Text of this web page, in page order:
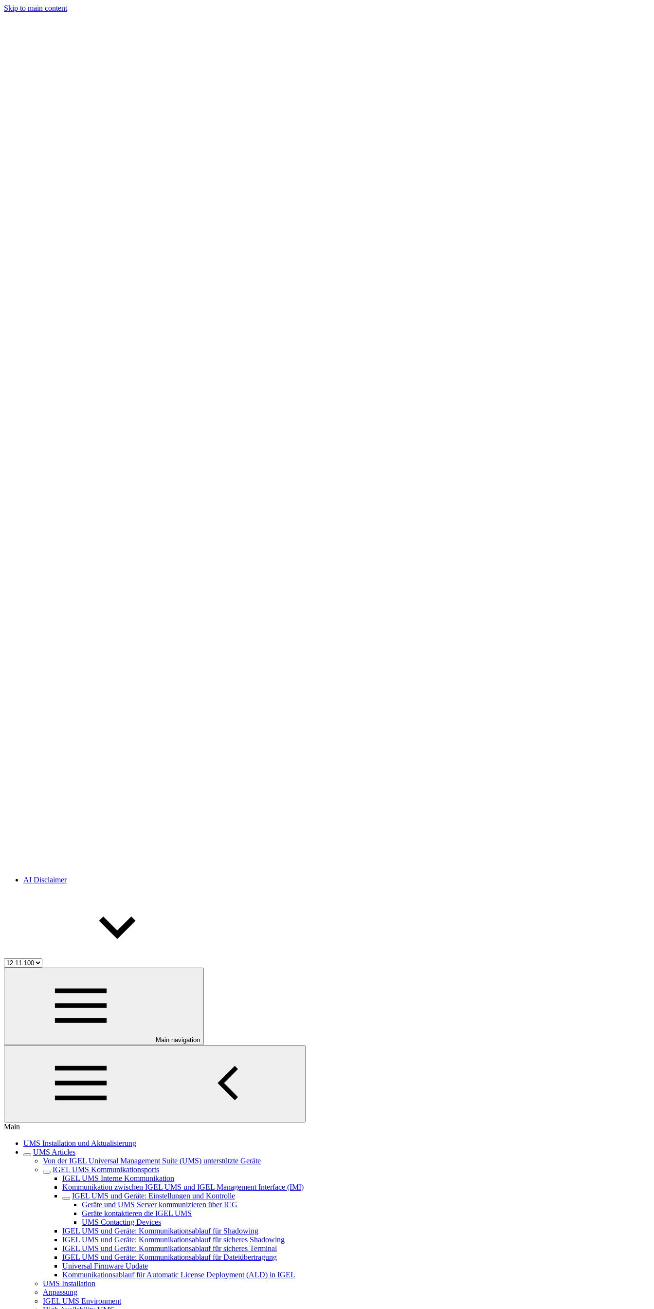
Skip to main content
AI Disclaimer
Main navigation
Main
UMS Installation und Aktualisierung
UMS Articles
Von der IGEL Universal Management Suite (UMS) unterstützte Geräte
IGEL UMS Kommunikationsports
IGEL UMS Interne Kommunikation
Kommunikation zwischen IGEL UMS und IGEL Management Interface (IMI)
IGEL UMS und Geräte: Einstellungen und Kontrolle
Geräte und UMS Server kommunizieren über ICG
Geräte kontaktieren die IGEL UMS
UMS Contacting Devices
IGEL UMS und Geräte: Kommunikationsablauf für Shadowing
IGEL UMS und Geräte: Kommunikationsablauf für sicheres Shadowing
IGEL UMS und Geräte: Kommunikationsablauf für sicheres Terminal
IGEL UMS und Geräte: Kommunikationsablauf für Dateiübertragung
Universal Firmware Update
Kommunikationsablauf für Automatic License Deployment (ALD) in IGEL
UMS Installation
Anpassung
IGEL UMS Environment